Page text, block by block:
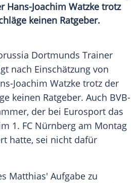
Hans-Joachim Watzke trotz
keinen Ratgeber.
Dortmunds Trainer
nach Einschätzung von
Joachim Watzke trotz der
keinen Ratgeber. Auch BVB-
, der bei Eurosport das
1. FC Nürnberg am Montag
hatte, sei nicht dafür
Matthias' Aufgabe zu